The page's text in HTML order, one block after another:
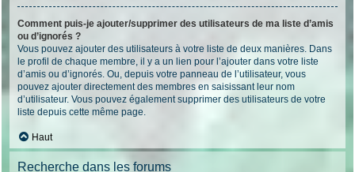
Comment puis-je ajouter/supprimer des utilisateurs de ma liste d’amis
ou d’ignorés ?
Vous pouvez ajouter des utilisateurs à votre liste de deux manières. Dans
le profil de chaque membre, il y a un lien pour l’ajouter dans votre liste
d’amis ou d’ignorés. Ou, depuis votre panneau de l’utilisateur, vous
pouvez ajouter directement des membres en saisissant leur nom
d’utilisateur. Vous pouvez également supprimer des utilisateurs de votre
liste depuis cette même page.
Haut
Recherche dans les forums